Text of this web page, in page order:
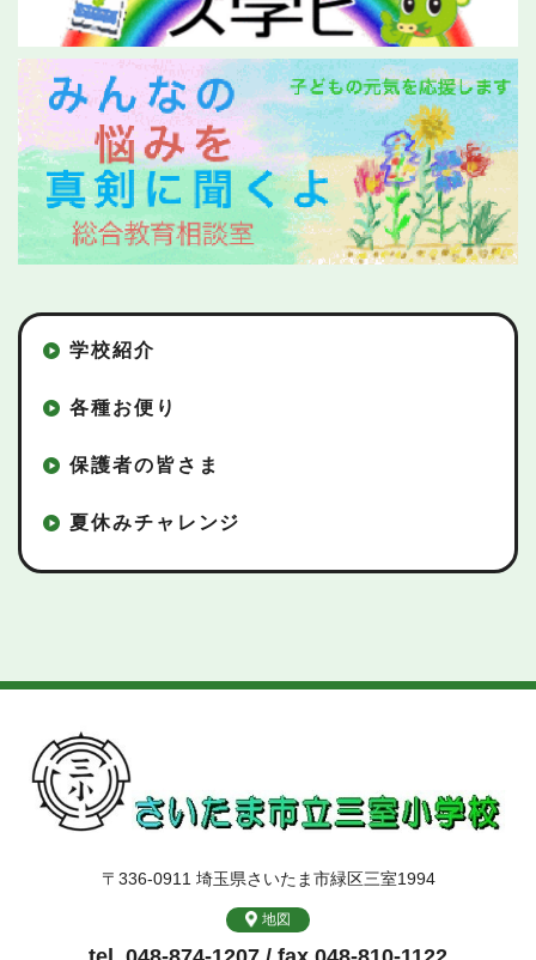
学校紹介
各種お便り
保護者の皆さま
夏休みチャレンジ
〒336-0911 埼玉県さいたま市緑区三室1994
地図